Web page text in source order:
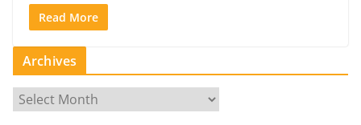
Read More
Archives
r